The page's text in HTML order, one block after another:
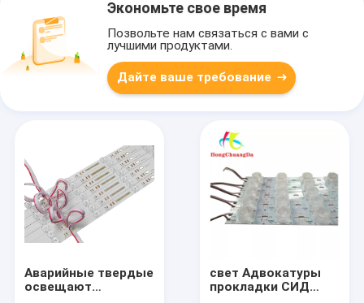
Экономьте свое время
Позвольте нам связаться с вами с
лучшими продуктами.
Дайте ваше требование
Аварийные твердые
освещают
свет Адвокатуры
прокладки СИД